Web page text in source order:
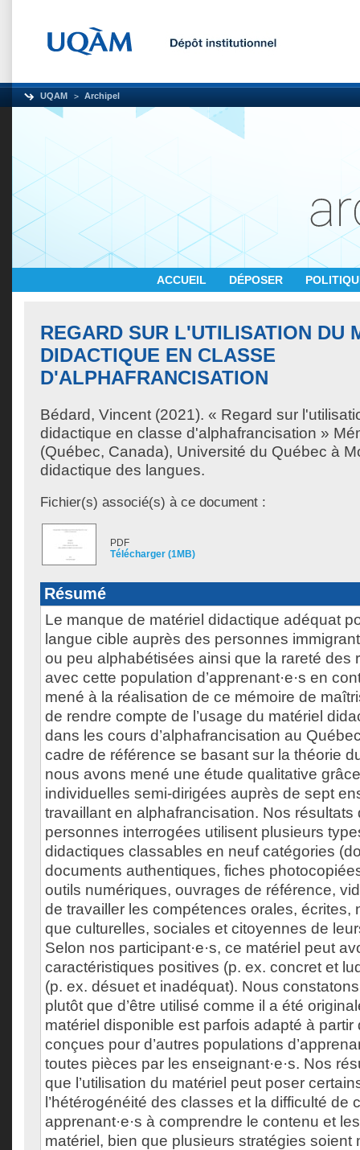
UQAM Archipel
ACCUEIL DÉPOSER
REGARD SUR L'UTILISATION DU
DIDACTIQUE EN CLASSE
D'ALPHAFRANCISATION
Bédard, Vincent (2021). « Regard sur
didactique en classe d'alphafrancisation »
(Québec, Canada), Université du Québec à
didactique des langues.
Fichier(s) associé(s) à ce document :
PDF
Télécharger (1MB)
Résumé
Le manque de matériel didactique adéquat
langue cible auprès des personnes
ou peu alphabétisées ainsi que la rareté des
avec cette population d’apprenant·e·s en
mené à la réalisation de ce mémoire de
de rendre compte de l’usage du matériel
dans les cours d’alphafrancisation au
cadre de référence se basant sur la théorie
nous avons mené une étude qualitative
individuelles semi-dirigées auprès de sept
travaillant en alphafrancisation. Nos résultats
personnes interrogées utilisent plusieurs
didactiques classables en neuf catégories
documents authentiques, fiches
outils numériques, ouvrages de référence,
de travailler les compétences orales, écrites,
que culturelles, sociales et citoyennes de
Selon nos participant·e·s, ce matériel peut
caractéristiques positives (p. ex. concret et
(p. ex. désuet et inadéquat). Nous
plutôt que d’être utilisé comme il a été
matériel disponible est parfois adapté à partir
conçues pour d’autres populations
toutes pièces par les enseignant·e·s. Nos
que l’utilisation du matériel peut poser
l’hétérogénéité des classes et la difficulté de
apprenant·e·s à comprendre le contenu et
matériel, bien que plusieurs stratégies soient